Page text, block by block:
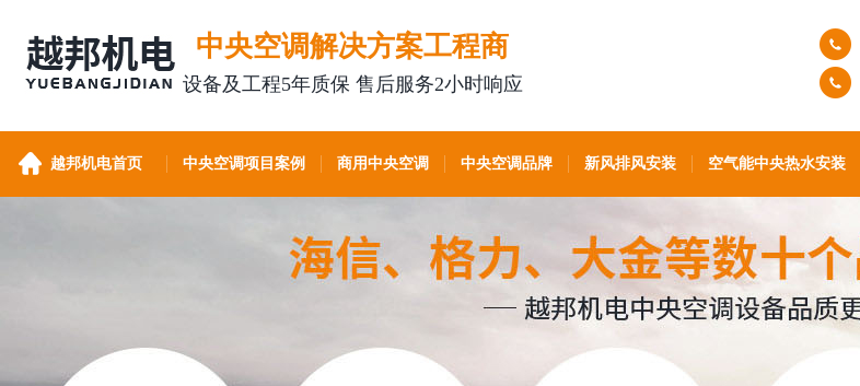
中央空调解决方案工程商
设备及工程5年质保 售后服务2小时响应
越邦机电首页 中央空调项目案例 商用中央空调 中央空调品牌 新风排风安装 空气能中央热水安装